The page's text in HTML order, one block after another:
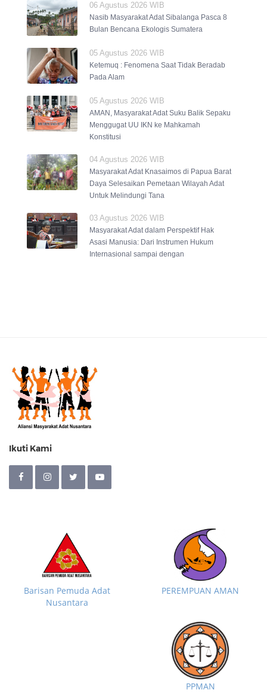
06 Agustus 2026 WIB
Nasib Masyarakat Adat Sibalanga Pasca 8
Bulan Bencana Ekologis Sumatera
05 Agustus 2026 WIB
Ketemuq : Fenomena Saat Tidak Beradab
Pada Alam
05 Agustus 2026 WIB
AMAN, Masyarakat Adat Suku Balik Sepaku
Menggugat UU IKN ke Mahkamah
Konstitusi
04 Agustus 2026 WIB
Masyarakat Adat Knasaimos di Papua Barat
Daya Selesaikan Pemetaan Wilayah Adat
Untuk Melindungi Tana
03 Agustus 2026 WIB
Masyarakat Adat dalam Perspektif Hak
Asasi Manusia: Dari Instrumen Hukum
Internasional sampai dengan
Ikuti Kami
Barisan Pemuda Adat
Nusantara
PEREMPUAN AMAN
PPMAN